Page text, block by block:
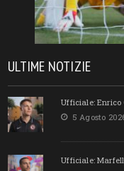
ULTIME NOTIZIE
Ufficiale: Enrico
5 Agosto
Ufficiale: